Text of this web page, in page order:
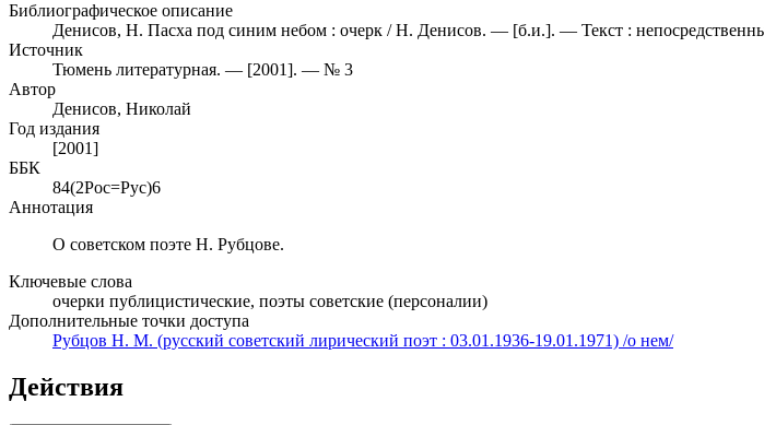
Библиографическое описание
Денисов, Н. Пасха под синим небом : очерк / Н. Денисов. — [б.и.]. — Текст :
Источник
Тюмень литературная. — [2001]. — № 3
Автор
Денисов, Николай
Год издания
[2001]
ББК
84(2Рос=Рус)6
Аннотация
О советском поэте Н. Рубцове.
Ключевые слова
очерки публицистические, поэты советские (персоналии)
Дополнительные точки доступа
Рубцов Н. М. (русский советский лирический поэт : 03.01.1936-19.01.1971) /о нем/
Действия